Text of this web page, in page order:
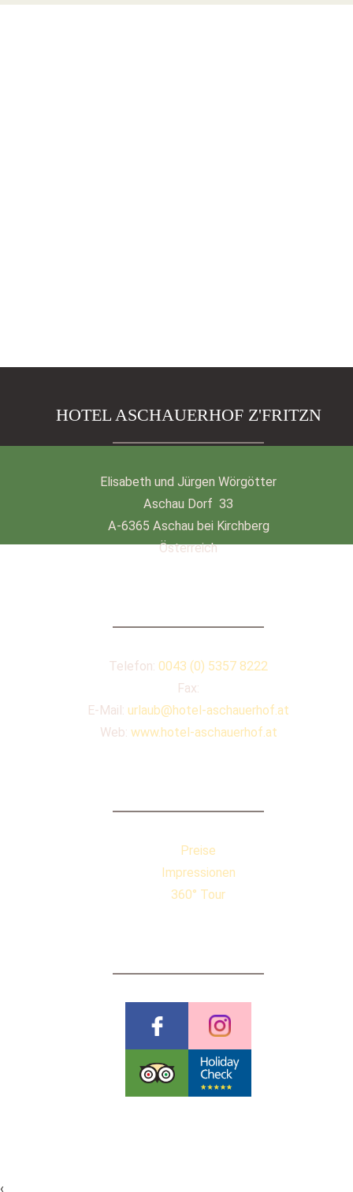
HOTEL ASCHAUERHOF Z'FRITZN
Elisabeth und Jürgen Wörgötter
Aschau Dorf 33
A-6365 Aschau bei Kirchberg
Österreich
Telefon: 0043 (0) 5357 8222
Fax:
E-Mail: urlaub@hotel-aschauerhof.at
Web: www.hotel-aschauerhof.at
Preise
Impressionen
360° Tour
‹